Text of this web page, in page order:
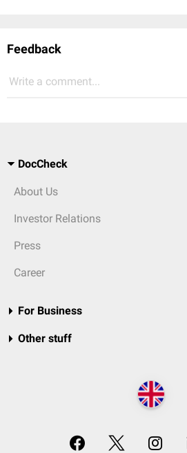
Feedback
Write a comment...
DocCheck
About Us
Investor Relations
Press
Career
For Business
Other stuff